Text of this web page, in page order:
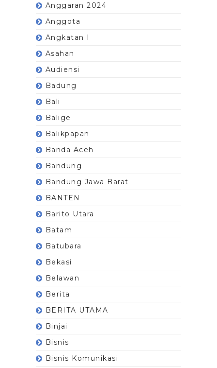
Anggaran 2024
Anggota
Angkatan I
Asahan
Audiensi
Badung
Bali
Balige
Balikpapan
Banda Aceh
Bandung
Bandung Jawa Barat
BANTEN
Barito Utara
Batam
Batubara
Bekasi
Belawan
Berita
BERITA UTAMA
Binjai
Bisnis
Bisnis Komunikasi